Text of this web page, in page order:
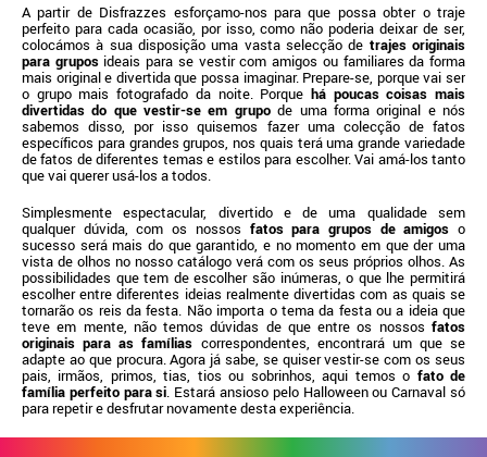
A partir de Disfrazzes esforçamo-nos para que possa obter o traje
perfeito para cada ocasião, por isso, como não poderia deixar de ser,
colocámos à sua disposição uma vasta selecção de trajes originais
para gruposideais para se vestir com amigos ou familiares da forma
mais original e divertida que possa imaginar. Prepare-se, porque vai ser
o grupo mais fotografado da noite. Porque há poucas coisas mais
divertidas do que vestir-se em grupode uma forma original e nós
sabemos disso, por isso quisemos fazer uma colecção de fatos
específicos para grandes grupos, nos quais terá uma grande variedade
de fatos de diferentes temas e estilos para escolher. Vai amá-los tanto
que vai querer usá-los a todos.
Simplesmente espectacular, divertido e de uma qualidade sem
qualquer dúvida, com os nossos fatos para grupos de amigos o
sucesso será mais do que garantido, e no momento em que der uma
vista de olhos no nosso catálogo verá com os seus próprios olhos. As
possibilidades que tem de escolher são inúmeras, o que lhe permitirá
escolher entre diferentes ideias realmente divertidas com as quais se
tornarão os reis da festa. Não importa o tema da festa ou a ideia que
teve em mente, não temos dúvidas de que entre os nossos fatos
originais para as famílias correspondentes, encontrará um que se
adapte ao que procura. Agora já sabe, se quiser vestir-se com os seus
pais, irmãos, primos, tias, tios ou sobrinhos, aqui temos o fato de
família perfeito para si . Estará ansioso pelo Halloween ou Carnaval só
para repetir e desfrutar novamente desta experiência.